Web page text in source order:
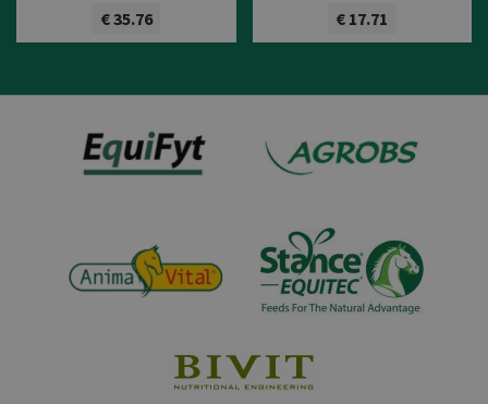
€ 35.76
Bekijk product
€ 17.71
Bekijk product